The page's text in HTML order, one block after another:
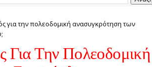
για την πολεοδομική ανασυγκρότηση των
Για Την Πολεοδομική